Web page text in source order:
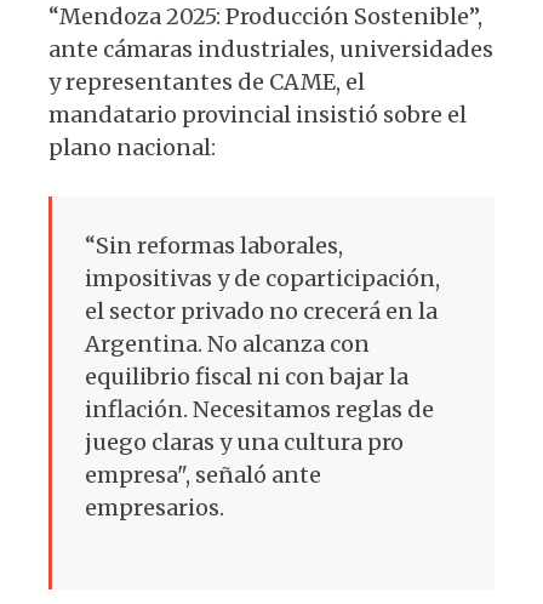
“Mendoza 2025: Producción Sostenible”,
ante cámaras industriales, universidades
y representantes de CAME, el
mandatario provincial insistió sobre el
plano nacional:
“Sin reformas laborales,
impositivas y de coparticipación,
el sector privado no crecerá en la
Argentina. No alcanza con
equilibrio fiscal ni con bajar la
inflación. Necesitamos reglas de
juego claras y una cultura pro
empresa", señaló ante
empresarios.